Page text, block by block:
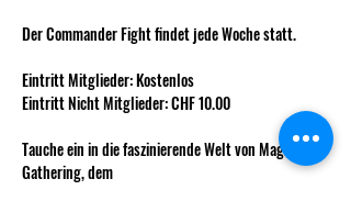
Der Commander Fight findet jede Woche statt.
Eintritt Mitglieder: Kostenlos
Eintritt Nicht Mitglieder: CHF 10.00
Tauche ein in die faszinierende Welt von Magic The
Gathering, dem